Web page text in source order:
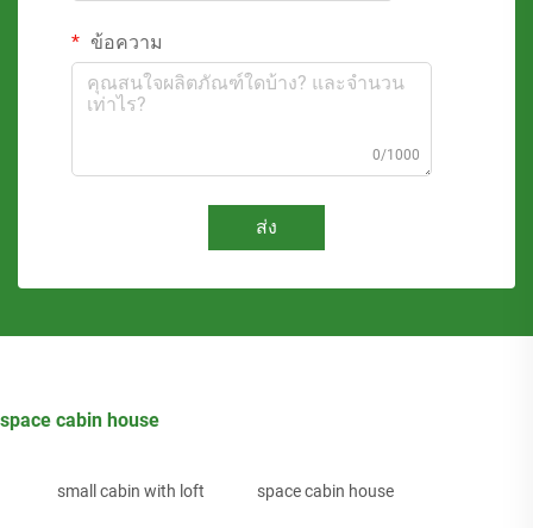
ข้อความ
0/1000
ส่ง
space cabin house
small cabin with loft space cabin house